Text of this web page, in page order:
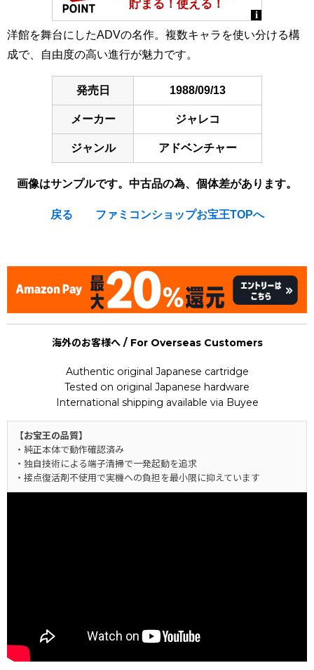
洋館を舞台にしたADVの名作。複数キャラを使い分ける構
成で、自由度の高い進行が魅力です。
発売日 1988/09/13
メーカー ジャレコ
ジャンル アドベンチャー
画像はサンプルです。中古品の為、個体差があります。
戻る ファミコンショップお宝王TOPへ
海外のお客様へ / For Overseas Customers
Authentic original Japanese cartridge
Tested on original Japanese hardware
International shipping available via Buyee
【お宝王の品質】
・純正本体で動作確認済み
・独自技術による端子清掃で一発起動を追求
・接点復活剤不使用で実機への負担を最小限に抑えています